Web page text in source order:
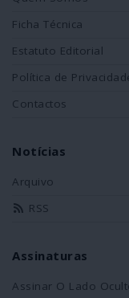
Ficha Técnica
Estatuto Editorial
Política de
Contactos
Notícias
Arquivo
RSS
Assinaturas
Assinar O Lado